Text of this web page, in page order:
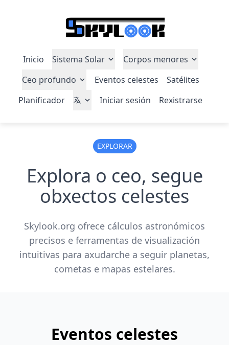
Inicio Sistema Solar
Corpos menores
Ceo profundo
Eventos celestes
Satélites
Planificador
Iniciar sesión Rexistrarse
EXPLORAR
Explora o ceo, segue
obxectos celestes
Skylook.org ofrece cálculos astronómicos
precisos e ferramentas de visualización
intuitivas para axudarche a seguir planetas,
cometas e mapas estelares.
Eventos celestes